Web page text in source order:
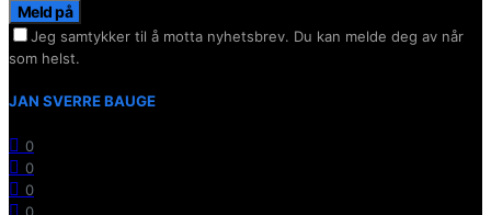
Meld på
Jeg samtykker til å motta nyhetsbrev. Du kan melde deg av når
som helst.
JAN SVERRE BAUGE
0
0
0